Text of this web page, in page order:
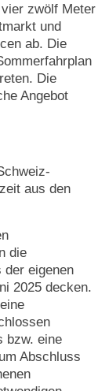
zwölf Meter
und
ab. Die
Die
Angebot
aus den
die
der eigenen
2025 decken.
bzw. eine
Abschluss